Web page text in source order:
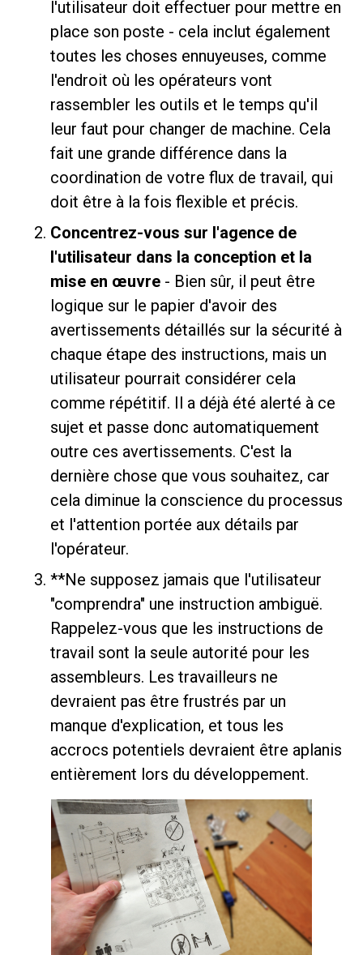
l'utilisateur doit effectuer pour mettre en
place son poste - cela inclut également
toutes les choses ennuyeuses, comme
l'endroit où les opérateurs vont
rassembler les outils et le temps qu'il
leur faut pour changer de machine. Cela
fait une grande différence dans la
coordination de votre flux de travail, qui
doit être à la fois flexible et précis.
Concentrez-vous sur l'agence de
l'utilisateur dans la conception et la
mise en œuvre - Bien sûr, il peut être
logique sur le papier d'avoir des
avertissements détaillés sur la sécurité à
chaque étape des instructions, mais un
utilisateur pourrait considérer cela
comme répétitif. Il a déjà été alerté à ce
sujet et passe donc automatiquement
outre ces avertissements. C'est la
dernière chose que vous souhaitez, car
cela diminue la conscience du processus
et l'attention portée aux détails par
l'opérateur.
**Ne supposez jamais que l'utilisateur
"comprendra" une instruction ambiguë.
Rappelez-vous que les instructions de
travail sont la seule autorité pour les
assembleurs. Les travailleurs ne
devraient pas être frustrés par un
manque d'explication, et tous les
accrocs potentiels devraient être aplanis
entièrement lors du développement.